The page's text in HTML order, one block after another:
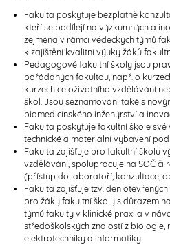
Fakulta poskytuje bezplatně
kteří se podílejí na výzkumných a
zejména v rámci vědeckých týmů
k zajištění kvalitní výuky žáků
Pedagogové fakultní školy jsou
pořádaných fakultou, např. o
kurzech celoživotního vzdělávání
škol. Jsou seznamováni také s
biomedicínského inženýrství a
Fakulta poskytuje fakultní škole
technické a materiální vybavení
Fakulta zajišťuje pro fakultní školu
vzdělávání, spolupracuje na SOČ či
(přístup do laboratoří, konzultace,
Fakulta zajišťuje tzv. den
pro žáky fakultní školy s důrazem
týmů fakulty v klinické praxi a v
středoškolských znalostí z biologie,
elektrotechniky a informatiky.